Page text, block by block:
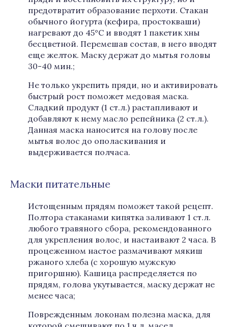
предотвратит образование перхоти. Стакан
обычного йогурта (кефира, простокваши)
нагревают до 45°C и вводят 1 пакетик хны
бесцветной. Перемешав состав, в него вводят
еще желток. Маску держат до мытья головы
30-40 мин.;
Не только укрепить пряди, но и активировать
быстрый рост поможет медовая маска.
Сладкий продукт (1 ст.л.) растапливают и
добавляют к нему масло репейника (2 ст.л.).
Данная маска наносится на голову после
мытья волос до ополаскивания и
выдерживается полчаса.
Маски питательные
Истощенным прядям поможет такой рецепт.
Полтора стаканами кипятка заливают 1 ст.л.
любого травяного сбора, рекомендованного
для укрепления волос, и настаивают 2 часа. В
процеженном настое размачивают мякиш
ржаного хлеба (с хорошую мужскую
пригоршню). Кашица распределяется по
прядям, голова укутывается, маску держат не
менее часа;
Поврежденным локонам полезна маска, для